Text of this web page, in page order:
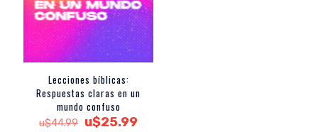
Lecciones bíblicas:
Respuestas claras en un
mundo confuso
u$44.99 El
u$25.99El